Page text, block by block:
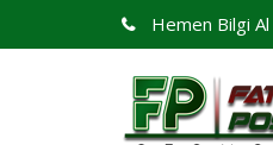
Hemen Bilgi Al